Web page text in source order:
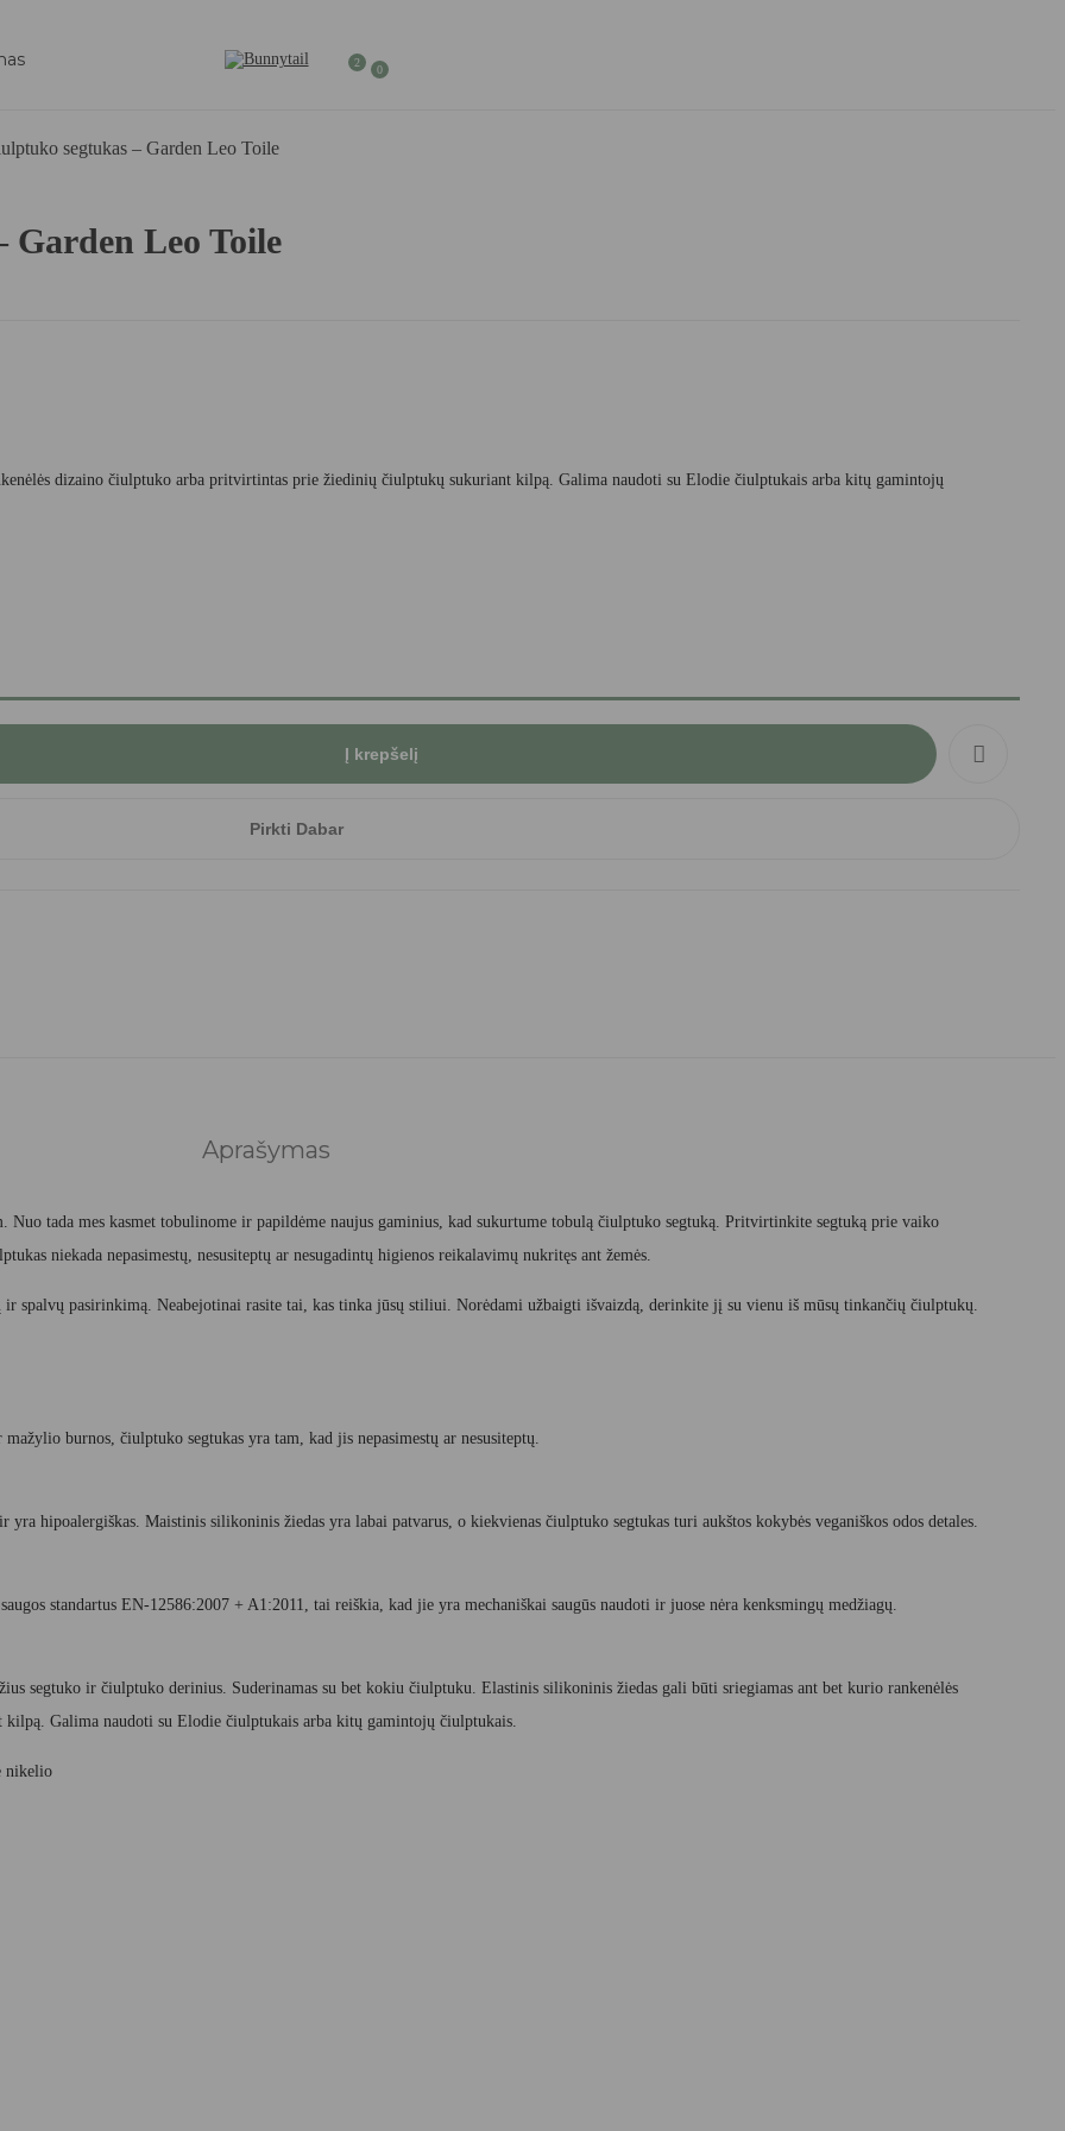
2
0
segtukas – Garden Leo Toile
Garden Leo Toile
dizaino čiulptuko arba pritvirtintas prie žiedinių čiulptukų sukuriant kilpą. Galima naudoti su Elodie čiulptukais arba kitų gamintojų
Į krepšelį
Pirkti Dabar
Aprašymas
tada mes kasmet tobulinome ir papildėme naujus gaminius, kad sukurtume tobulą čiulptuko segtuką. Pritvirtinkite segtuką prie vaiko
niekada nepasimestų, nesusiteptų ar nesugadintų higienos reikalavimų nukritęs ant žemės.
ir spalvų pasirinkimą. Neabejotinai rasite tai, kas tinka jūsų stiliui. Norėdami užbaigti išvaizdą, derinkite jį su vienu iš mūsų tinkančių čiulptukų.
burnos, čiulptuko segtukas yra tam, kad jis nepasimestų ar nesusiteptų.
hipoalergiškas. Maistinis silikoninis žiedas yra labai patvarus, o kiekvienas čiulptuko segtukas turi aukštos kokybės veganiškos odos detales.
standartus EN-12586:2007 + A1:2011, tai reiškia, kad jie yra mechaniškai saugūs naudoti ir juose nėra kenksmingų medžiagų.
segtuko ir čiulptuko derinius. Suderinamas su bet kokiu čiulptuku. Elastinis silikoninis žiedas gali būti sriegiamas ant bet kurio rankenėlės
Galima naudoti su Elodie čiulptukais arba kitų gamintojų čiulptukais.
nikelio